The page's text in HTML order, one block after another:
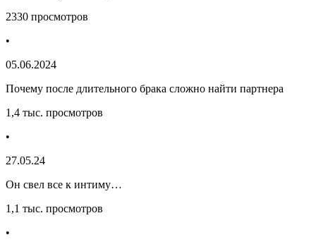
2330 просмотров
•
05.06.2024
Почему после длительного брака сложно найти партнера
1,4 тыс. просмотров
•
27.05.24
Он свел все к интиму…
1,1 тыс. просмотров
•